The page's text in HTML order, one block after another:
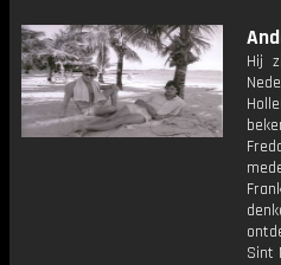
Hij
Sint